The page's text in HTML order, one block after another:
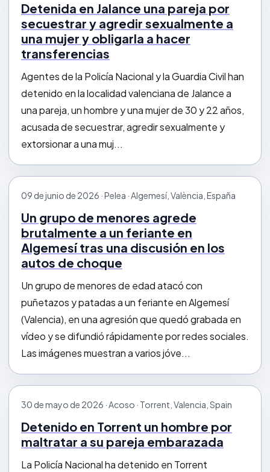
Detenida en Jalance una pareja por
secuestrar y agredir sexualmente a
una mujer y obligarla a hacer
transferencias
Agentes de la Policía Nacional y la Guardia Civil han
detenido en la localidad valenciana de Jalance a
una pareja, un hombre y una mujer de 30 y 22 años,
acusada de secuestrar, agredir sexualmente y
extorsionar a una muj...
09 de junio de 2026 · Pelea · Algemesí, València, España
Un grupo de menores agrede
brutalmente a un feriante en
Algemesí tras una discusión en los
autos de choque
Un grupo de menores de edad atacó con
puñetazos y patadas a un feriante en Algemesí
(Valencia), en una agresión que quedó grabada en
vídeo y se difundió rápidamente por redes sociales.
Las imágenes muestran a varios jóve...
30 de mayo de 2026 · Acoso · Torrent, Valencia, Spain
Detenido en Torrent un hombre por
maltratar a su pareja embarazada
La Policía Nacional ha detenido en Torrent